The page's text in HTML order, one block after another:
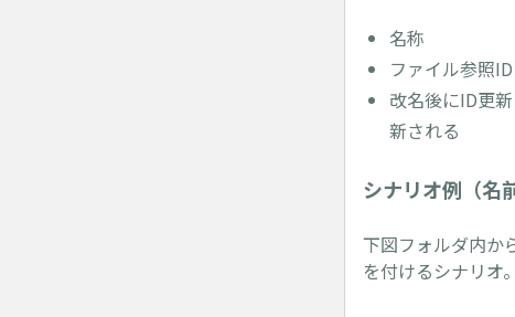
名称
ファイル参照
改名後にID更
新される
シナリオ例（名
下図フォルダ内か
を付けるシナリオ。